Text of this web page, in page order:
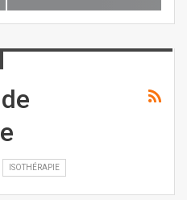
ISOTHÉRAPIE